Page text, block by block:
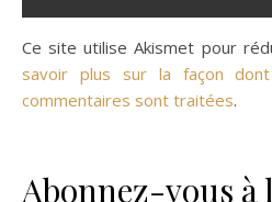
Ce site utilise Akismet pour
savoir plus sur la façon
commentaires sont traitées.
Abonnez-vous à